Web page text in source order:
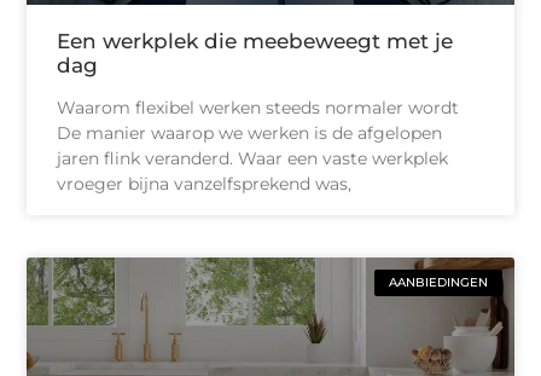
Een werkplek die meebeweegt met je
dag
Waarom flexibel werken steeds normaler wordt
De manier waarop we werken is de afgelopen
jaren flink veranderd. Waar een vaste werkplek
vroeger bijna vanzelfsprekend was,
AANBIEDINGEN